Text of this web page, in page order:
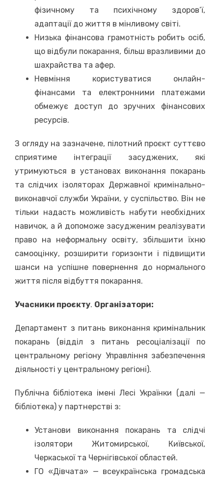
фізичному та психічному здоров’ї,
адаптації до життя в мінливому світі.
Низька фінансова грамотність робить осіб,
що відбули покарання, більш вразливими до
шахрайства та афер.
Невміння користуватися онлайн-
фінансами та електронними платежами
обмежує доступ до зручних фінансових
ресурсів.
З огляду на зазначене, пілотний проєкт суттєво
сприятиме інтеграції засуджених, які
утримуються в установах виконання покарань
та слідчих ізоляторах Державної кримінально-
виконавчої служби України, у суспільство. Він не
тільки надасть можливість набути необхідних
навичок, а й допоможе засудженим реалізувати
право на неформальну освіту, збільшити їхню
самооцінку, розширити горизонти i підвищити
шанси на успішне повернення до нормального
життя після відбуття покарання.
Учасники проєкту. Організатори:
Департамент з питань виконання кримінальник
покарань (відділ з питань ресоціалізації по
центральному регіону Управління забезпечення
діяльності у центральному регіоні).
Публічна бібліотека імені Лесі Українки (далі —
бібліотека) у партнерстві з:
Установи виконання покарань та слідчі
ізолятори Житомирської, Київської,
Черкаської та Чернігівської областей.
ГО «Дівчата» — всеукраїнська громадська